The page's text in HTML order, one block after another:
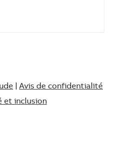
| Avis de confidentialité
et inclusion